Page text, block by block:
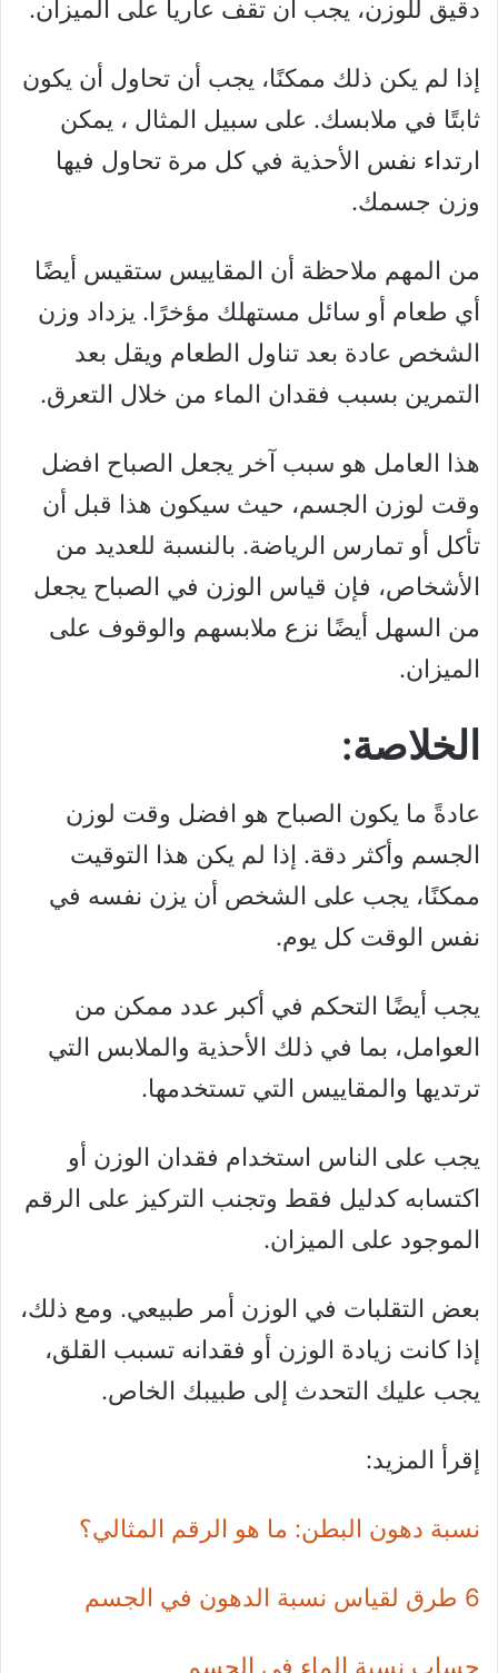
دقيق للوزن، يجب أن تقف عارياً على الميزان.
إذا لم يكن ذلك ممكنًا، يجب أن تحاول أن يكون
ثابتًا في ملابسك. على سبيل المثال ، يمكن
ارتداء نفس الأحذية في كل مرة تحاول فيها
وزن جسمك.
من المهم ملاحظة أن المقاييس ستقيس أيضًا
أي طعام أو سائل مستهلك مؤخرًا. يزداد وزن
الشخص عادة بعد تناول الطعام ويقل بعد
التمرين بسبب فقدان الماء من خلال التعرق.
هذا العامل هو سبب آخر يجعل الصباح افضل
وقت لوزن الجسم، حيث سيكون هذا قبل أن
تأكل أو تمارس الرياضة. بالنسبة للعديد من
الأشخاص، فإن قياس الوزن في الصباح يجعل
من السهل أيضًا نزع ملابسهم والوقوف على
الميزان.
الخلاصة:
عادةً ما يكون الصباح هو افضل وقت لوزن
الجسم وأكثر دقة. إذا لم يكن هذا التوقيت
ممكنًا، يجب على الشخص أن يزن نفسه في
نفس الوقت كل يوم.
يجب أيضًا التحكم في أكبر عدد ممكن من
العوامل، بما في ذلك الأحذية والملابس التي
ترتديها والمقاييس التي تستخدمها.
يجب على الناس استخدام فقدان الوزن أو
اكتسابه كدليل فقط وتجنب التركيز على الرقم
الموجود على الميزان.
بعض التقلبات في الوزن أمر طبيعي. ومع ذلك،
إذا كانت زيادة الوزن أو فقدانه تسبب القلق،
يجب عليك التحدث إلى طبيبك الخاص.
إقرأ المزيد:
نسبة دهون البطن: ما هو الرقم المثالي؟
6 طرق لقياس نسبة الدهون في الجسم
حساب نسبة الماء في الجسم